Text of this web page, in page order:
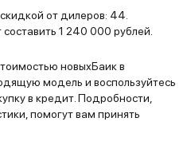
разных
поиска
не
PLUS
цветный
панели,
от дилеров: 44.
1 240 000 рублей.
новыхБаик в
модель и воспользуйтесь
в кредит. Подробности,
помогут вам принять